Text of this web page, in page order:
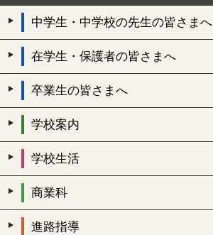
中学生・中学校の先生の皆さまへ
在学生・保護者の皆さまへ
卒業生の皆さまへ
学校案内
学校生活
商業科
進路指導